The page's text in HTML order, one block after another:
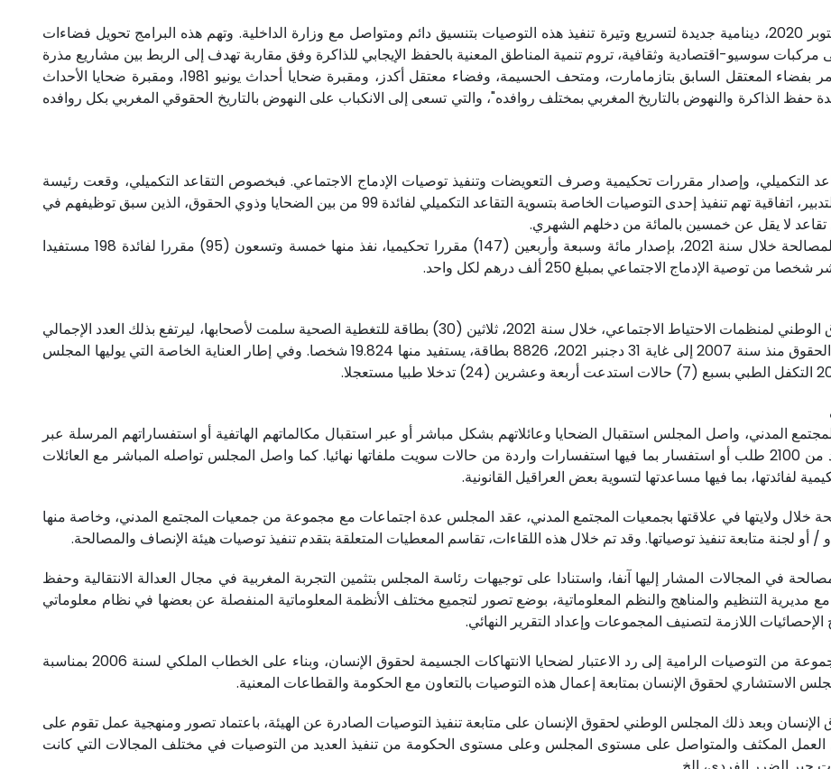
ففي مجال حفظ الذاكرة، أطلق المجلس، منذ شهر أكتوبر 2020، دينامية جديدة لتسريع وتيرة تنفيذ هذه التوصيات بتنسيق دائم ومتواصل مع وزارة الداخلية. وتهم هذه البرامج تحويل فضاءات
سوسيو-اقتصادية وثقافية، تروم تنمية المناطق المعنية بالحفظ الإيجابي للذاكرة وفق مقاربة تهدف إلى الربط بين مشاريع مذرة
للدخل تستفيد منها الساكنة وحفظ الذاكرة. ويتعلق الأمر بفضاء المعتقل السابق بتازمامارت، ومتحف الحسيمة، وفضاء معتقل أكدز، ومقبرة ضحايا أحداث يونيو 1981، ومقبرة ضحايا الأحداث
الذاكرة والنهوض بالتاريخ المغربي بمختلف روافده"، والتي تسعى إلى الانكباب على النهوض بالتاريخ الحقوقي المغربي بكل روافده
التكميلي، وإصدار مقررات تحكيمية وصرف التعويضات وتنفيذ توصيات الإدماج الاجتماعي. فبخصوص التقاعد التكميلي، وقعت رئيسة
المجلس مع كل من رئاسة الحكومة وصندوق الإيداع والتدبير، اتفاقية تهم تنفيذ إحدى التوصيات الخاصة بتسوية التقاعد التكميلي لفائدة 99 من بين الضحايا وذوي الحقوق، الذين سبق توظيفهم في
لا يقل عن خمسين بالمائة من دخلهم الشهري.
كما قامت لجنة متابعة تنفيذ توصيات هيئة الإنصاف والمصالحة خلال سنة 2021، بإصدار مائة وسبعة وأربعين (147) مقررا تحكيميا، نفذ منها خمسة وتسعون (95) مقررا لفائدة 198 مستفيدا
وبخصوص التغطية الصحية، تسلم المجلس من الصندوق الوطني لمنظمات الاحتياط الاجتماعي، خلال سنة 2021، ثلاثين (30) بطاقة للتغطية الصحية سلمت لأصحابها، ليرتفع بذلك العدد الإجمالي
لبطائق التغطية الصحية الصادرة لفائدة الضحايا وذوي الحقوق منذ سنة 2007 إلى غاية 31 دجنبر 2021، 8826 بطاقة، يستفيد منها 19.824 شخصا. وفي إطار العناية الخاصة التي يوليها المجلس
المدني، واصل المجلس استقبال الضحايا وعائلاتهم بشكل مباشر أو عبر استقبال مكالماتهم الهاتفية أو استفساراتهم المرسلة عبر
البريد العادي أو البريد الإلكتروني. وقد تم التوصل بأزيد من 2100 طلب أو استفسار بما فيها استفسارات واردة من حالات سويت ملفاتها نهائيا. كما واصل المجلس تواصله المباشر مع العائلات
لفائدتها، بما فيها مساعدتها لتسوية بعض العراقيل القانونية.
خلال ولايتها في علاقتها بجمعيات المجتمع المدني، عقد المجلس عدة اجتماعات مع مجموعة من جمعيات المجتمع المدني، وخاصة منها
لجنة متابعة تنفيذ توصياتها. وقد تم خلال هذه اللقاءات، تقاسم المعطيات المتعلقة بتقدم تنفيذ توصيات هيئة الإنصاف والمصالحة.
في المجالات المشار إليها آنفا، واستنادا على توجيهات رئاسة المجلس بتثمين التجربة المغربية في مجال العدالة الانتقالية وحفظ
مع مديرية التنظيم والمناهج والنظم المعلوماتية، بوضع تصور لتجميع مختلف الأنظمة المعلوماتية المنفصلة عن بعضها في نظام معلوماتي
اللازمة لتصنيف المجموعات وإعداد التقرير النهائي.
يذكر أن هيئة الإنصاف والمصالحة كانت قد أصدرت مجموعة من التوصيات الرامية إلى رد الاعتبار لضحايا الانتهاكات الجسيمة لحقوق الإنسان، وبناء على الخطاب الملكي لسنة 2006 بمناسبة
الاستشاري لحقوق الإنسان بمتابعة إعمال هذه التوصيات بالتعاون مع الحكومة والقطاعات المعنية.
وبعد ذلك المجلس الوطني لحقوق الإنسان على متابعة تنفيذ التوصيات الصادرة عن الهيئة، باعتماد تصور ومنهجية عمل تقوم على
العمل المكثف والمتواصل على مستوى المجلس وعلى مستوى الحكومة من تنفيذ العديد من التوصيات في مختلف المجالات التي كانت